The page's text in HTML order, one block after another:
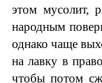
этом мусолит,
народным
однако чаще
на лавку в
чтобы потом